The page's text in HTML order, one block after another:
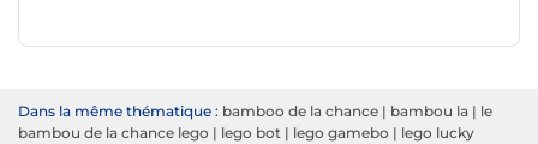
Dans la même thématique : bamboo de la chance | bambou la | le
bambou de la chance lego | lego bot | lego gamebo | lego lucky